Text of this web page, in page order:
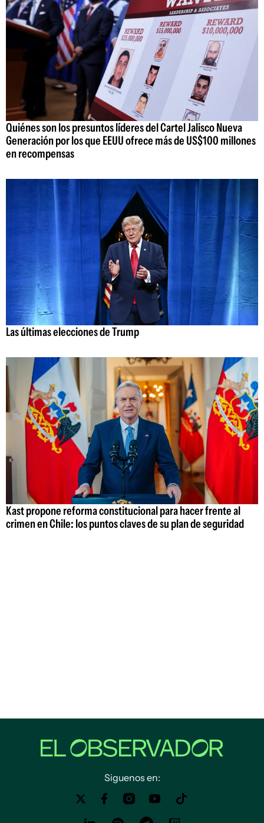
Quiénes son los presuntos líderes del Cartel Jalisco Nueva
Generación por los que EEUU ofrece más de US$100 millones
en recompensas
Las últimas elecciones de Trump
Kast propone reforma constitucional para hacer frente al
crimen en Chile: los puntos claves de su plan de seguridad
Siguenos en: